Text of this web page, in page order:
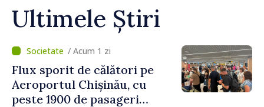
Ultimele Știri
/ Acum 1 zi
Flux sporit de călători pe
Aeroportul Chișinău, cu
peste 1900 de pasageri